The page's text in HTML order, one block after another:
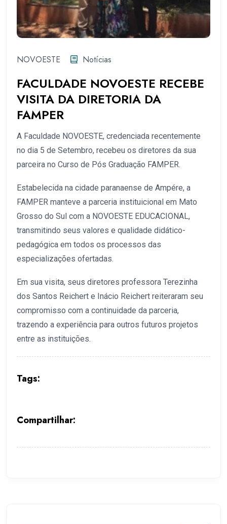
NOVOESTE Notícias
FACULDADE NOVOESTE RECEBE
VISITA DA DIRETORIA DA
FAMPER
A Faculdade NOVOESTE, credenciada recentemente
no dia 5 de Setembro, recebeu os diretores da sua
parceira no Curso de Pós Graduação FAMPER.
Estabelecida na cidade paranaense de Ampére, a
FAMPER manteve a parceria instituicional em Mato
Grosso do Sul com a NOVOESTE EDUCACIONAL,
transmitindo seus valores e qualidade didático-
pedagógica em todos os processos das
especializações ofertadas.
Em sua visita, seus diretores professora Terezinha
dos Santos Reichert e Inácio Reichert reiteraram seu
compromisso com a continuidade da parceria,
trazendo a experiência para outros futuros projetos
entre as instituições.
Tags:
Compartilhar: